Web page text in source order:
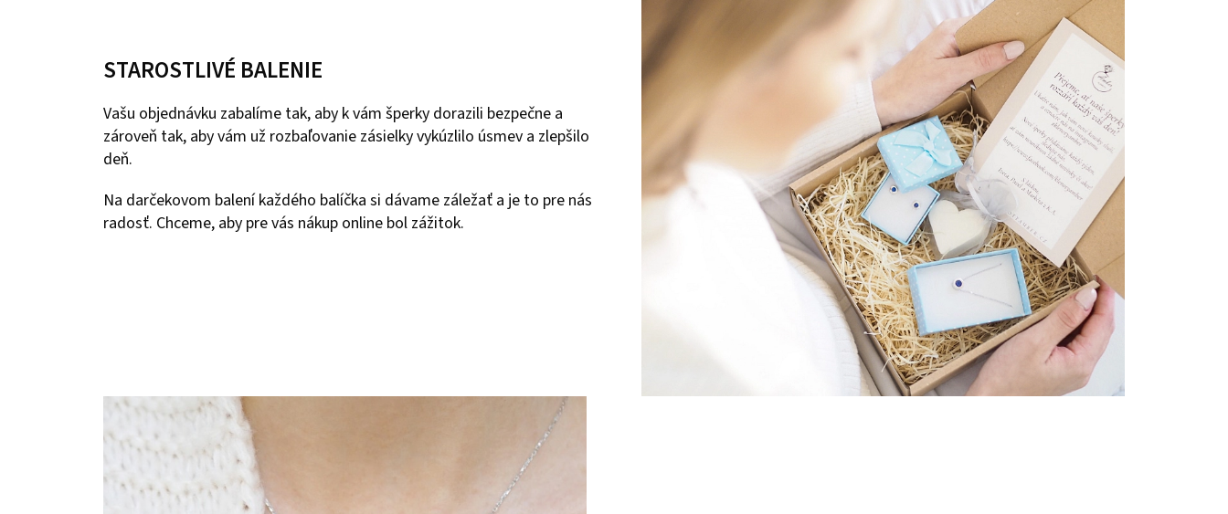
STAROSTLIVÉ BALENIE
Vašu objednávku zabalíme tak, aby k vám šperky dorazili bezpečne a
zároveň tak, aby vám už rozbaľovanie zásielky vykúzlilo úsmev a zlepšilo
deň.
Na darčekovom balení každého balíčka si dávame záležať a je to pre nás
radosť. Chceme, aby pre vás nákup online bol zážitok.